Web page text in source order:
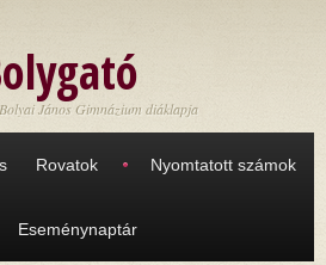
János Gimnázium diáklapja
Rovatok Nyomtatott számok
Eseménynaptár